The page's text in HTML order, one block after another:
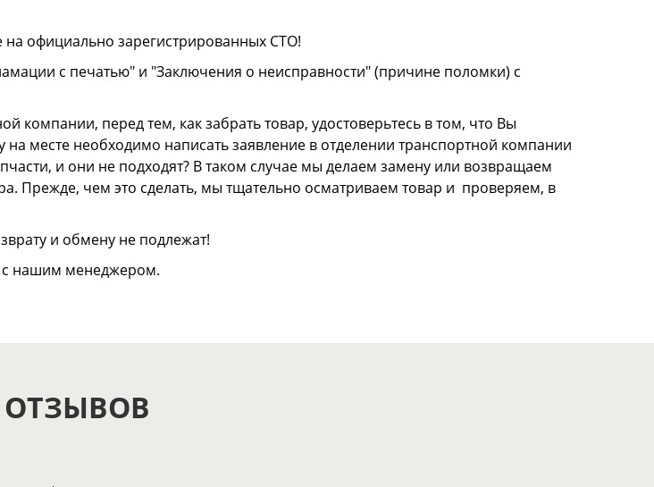
на официально зарегистрированных СТО!
с печатью" и "Заключения о неисправности" (причине поломки) с
компании, перед тем, как забрать товар, удостоверьтесь в том, что Вы
месте необходимо написать заявление в отделении транспортной компании
и они не подходят? В таком случае мы делаем замену или возвращаем
Прежде, чем это сделать, мы тщательно осматриваем товар и проверяем, в
и обмену не подлежат!
с нашим менеджером.
ОТЗЫВОВ